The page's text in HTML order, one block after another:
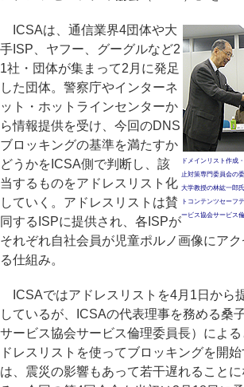
ドメインリスト作成
止対策専門委員会の
大学教授の林紘一郎
トコンテンツセーフ
ービス協会サービス
ICSAは、通信業界4団体や大
手ISP、ヤフー、グーグルなど2
1社・団体が集まって2月に発足
した団体。警察庁やインターネ
ット・ホットラインセンターか
ら情報提供を受け、今回のDNS
ブロッキングの基準を満たすか
どうかをICSA側で判断し、該
当するものをアドレスリスト化
していく。アドレスリストは賛
同するISPに提供され、各ISPが
それぞれ自社会員が児童ポルノ画像にア
る仕組み。
ICSAではアドレスリストを4月1日から
しているが、ICSAの代表理事を務める桑
サービス協会サービス倫理委員長）によ
ドレスリストを使ってブロッキングを開
は、震災の影響もあって若干遅れること